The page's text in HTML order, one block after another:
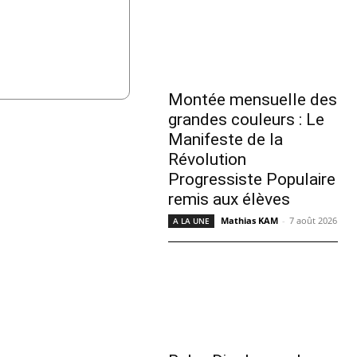
Montée mensuelle des
grandes couleurs : Le
Manifeste de la
Révolution
Progressiste Populaire
remis aux élèves
A LA UNE Mathias KAM - 7 août 2026